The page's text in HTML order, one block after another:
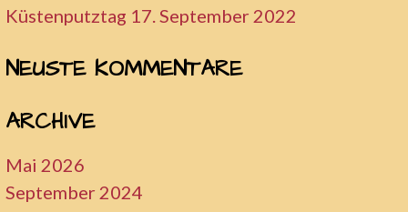
Küstenputztag 17. September 2022
NEUSTE KOMMENTARE
ARCHIVE
Mai 2026
September 2024